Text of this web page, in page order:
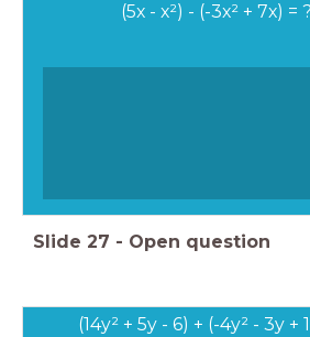
(5x - x²) - (-3x² + 7x) = ?
Slide 27 - Open question
(14y² + 5y - 6) + (-4y² - 3y +